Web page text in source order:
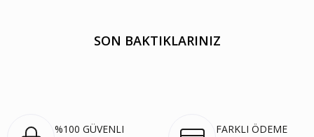
SON BAKTIKLARINIZ
%100 GÜVENLI
FARKLI ÖDEME